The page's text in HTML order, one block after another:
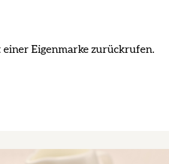
einer Eigenmarke zurückrufen.